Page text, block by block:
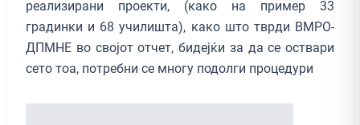
реализирани проекти, (како на пример 33
градинки и 68 училишта), како што тврди ВМРО-
ДПМНЕ во својот отчет, бидејќи за да се оствари
сето тоа, потребни се многу подолги процедури